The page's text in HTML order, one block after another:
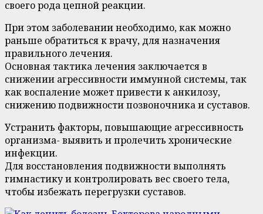
своего рода цепной реакции.
При этом заболевании необходимо, как можно
раньше обратиться к врачу, для назначения
правильного лечения.
Основная тактика лечения заключается в
снижении агрессивности иммунной системы, так
как воспаление может привести к анкилозу,
снижению подвижности позвоночника и суставов.
Устранить факторы, повышающие агрессивность
организма- выявить и пролечить хронические
инфекции.
Для восстановления подвижности выполнять
гимнастику и контролировать вес своего тела,
чтобы избежать перегрузки суставов.